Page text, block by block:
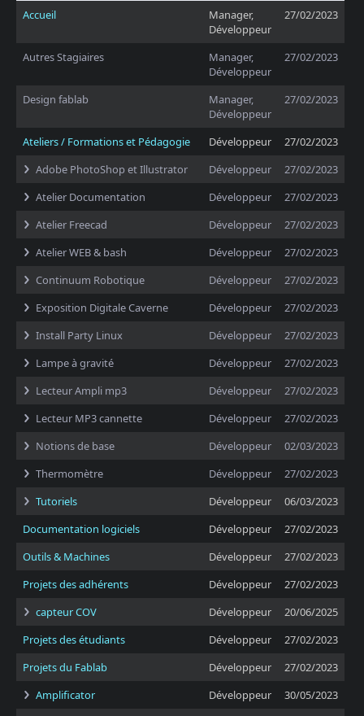
Accueil
Manager,
Développeur
27/02/2023
Autres Stagiaires
Manager,
Développeur
27/02/2023
Design fablab
Manager,
Développeur
27/02/2023
Ateliers / Formations et Pédagogie Développeur
27/02/2023
Adobe PhotoShop et Illustrator
Développeur
27/02/2023
Atelier Documentation
Développeur
27/02/2023
Atelier Freecad
Développeur
27/02/2023
Atelier WEB & bash
Développeur
27/02/2023
Continuum Robotique
Développeur
27/02/2023
Exposition Digitale Caverne
Développeur
27/02/2023
Install Party Linux
Développeur
27/02/2023
Lampe à gravité
Développeur
27/02/2023
Lecteur Ampli mp3
Développeur
27/02/2023
Lecteur MP3 cannette
Développeur
27/02/2023
Notions de base
Développeur
02/03/2023
Thermomètre
Développeur
27/02/2023
Tutoriels
Développeur
06/03/2023
Documentation logiciels
Développeur
27/02/2023
Outils & Machines
Développeur
27/02/2023
Projets des adhérents
Développeur
27/02/2023
capteur COV
Développeur
20/06/2025
Projets des étudiants
Développeur
27/02/2023
Projets du Fablab
Développeur
27/02/2023
Amplificator
Développeur
30/05/2023